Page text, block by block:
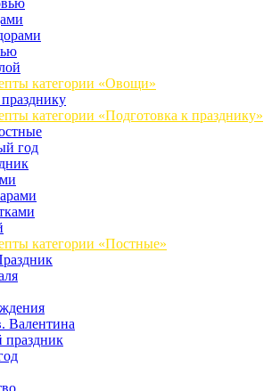
категории «Овощи»
категории «Подготовка к празднику»
год
категории «Постные»
Валентина
праздник